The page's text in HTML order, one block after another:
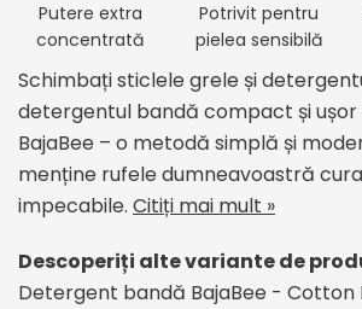
Putere extra
concentrată
Potrivit pentru
pielea sensibilă
Schimbați sticlele grele și
detergentul bandă compact și ușor
BajaBee – o metodă simplă și
menține rufele dumneavoastră
impecabile. Citiți mai mult »
Descoperiți alte variante de
Detergent bandă BajaBee - Cotton